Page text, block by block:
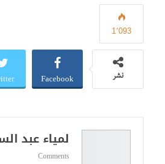
1٬093
نشر Facebook
لمياء عبد
Comments